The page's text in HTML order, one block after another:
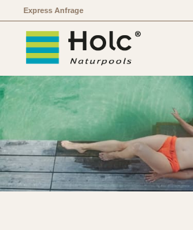
Express Anfrage